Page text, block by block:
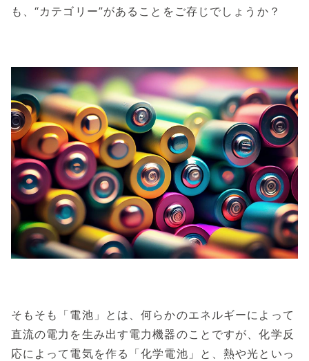
も、“カテゴリー”があることをご存じでしょうか？
そもそも「電池」とは、何らかのエネルギーによって
直流の電力を生み出す電力機器のことですが、化学反
応によって電気を作る「化学電池」と、熱や光といっ